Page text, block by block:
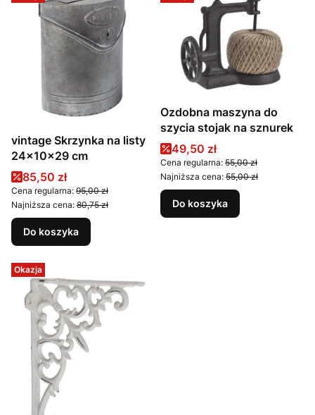
vintage Skrzynka na listy
24x10x29 cm
Cena promocyjna
85,50 zł
Cena regularna: 95,00 zł
Najniższa cena: 80,75 zł
Do koszyka
Ozdobna maszyna do
szycia stojak na sznurek
Cena promocyjna
49,50 zł
Cena regularna: 55,00 zł
Najniższa cena: 55,00 zł
Do koszyka
Okazja